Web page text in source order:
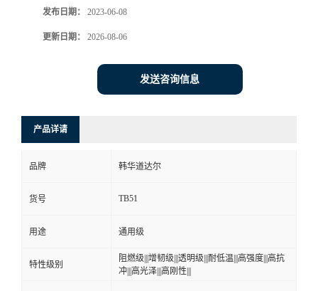
发布日期： 2023-06-08
更新日期： 2026-08-06
发送咨询信息
产品详请
品牌 韩华道达尔
货号 TB51
用途 通用级
特性级别
阻燃级|||增韧级|||透明级|||耐低温|||高强度|||高抗
冲|||高光泽|||高刚性|||